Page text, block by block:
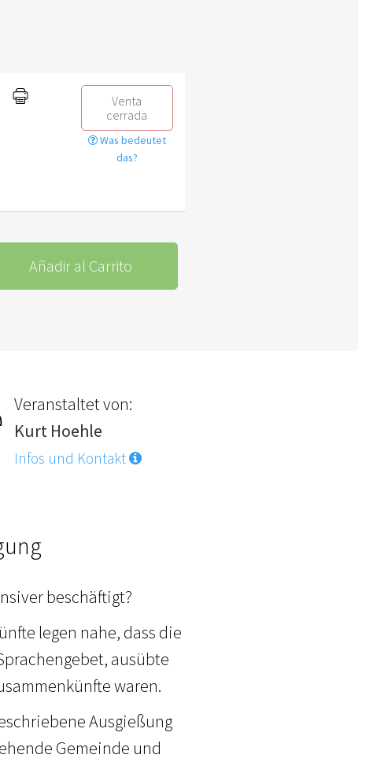
Venta
cerrada
Was bedeutet
das?
Añadir al Carrito
Veranstaltet von:
Kurt Hoehle
Infos und Kontakt
beschäftigt?
legen nahe, dass die
ausübte
waren.
Ausgießung
Gemeinde und